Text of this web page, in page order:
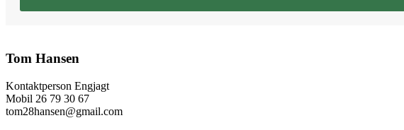
Tom Hansen
Kontaktperson Engjagt
Mobil 26 79 30 67
tom28hansen@gmail.com